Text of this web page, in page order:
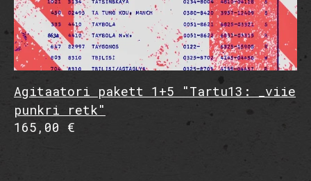
Agitaatori pakett 1+5 "Tartu13: _viie
punkri retk"
165,00 €